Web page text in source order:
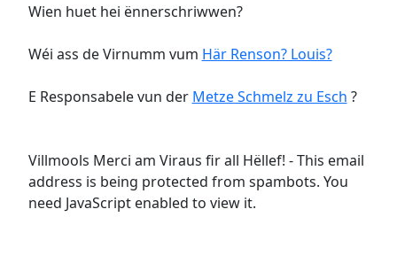
Wien huet hei ënnerschriwwen?
Wéi ass de Virnumm vum Här Renson? Louis?
E Responsabele vun der Metze Schmelz zu Esch ?
Villmools Merci am Viraus fir all Hëllef! -This email
address is being protected from spambots. You
need JavaScript enabled to view it.